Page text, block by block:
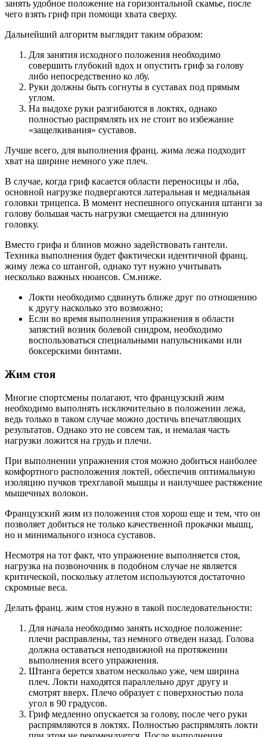
занять удобное положение на горизонтальной скамье, после
чего взять гриф при помощи хвата сверху.
Дальнейший алгоритм выглядит таким образом:
Для занятия исходного положения необходимо
совершить глубокий вдох и опустить гриф за голову
либо непосредственно ко лбу.
Руки должны быть согнуты в суставах под прямым
углом.
На выдохе руки разгибаются в локтях, однако
полностью распрямлять их не стоит во избежание
«защелкивания» суставов.
Лучше всего, для выполнения франц. жима лежа подходит
хват на ширине немного уже плеч.
В случае, когда гриф касается области переносицы и лба,
основной нагрузке подвергаются латеральная и медиальная
головки трицепса. В момент неспешного опускания штанги за
голову большая часть нагрузки смещается на длинную
головку.
Вместо грифа и блинов можно задействовать гантели.
Техника выполнения будет фактически идентичной франц.
жиму лежа со штангой, однако тут нужно учитывать
несколько важных нюансов. См.ниже.
Локти необходимо сдвинуть ближе друг по отношению
к другу насколько это возможно;
Если во время выполнения упражнения в области
запястий возник болевой синдром, необходимо
воспользоваться специальными напульсниками или
боксерскими бинтами.
Жим стоя
Многие спортсмены полагают, что французский жим
необходимо выполнять исключительно в положении лежа,
ведь только в таком случае можно достичь впечатляющих
результатов. Однако это не совсем так, и немалая часть
нагрузки ложится на грудь и плечи.
При выполнении упражнения стоя можно добиться наиболее
комфортного расположения локтей, обеспечив оптимальную
изоляцию пучков трехглавой мышцы и наилучшее растяжение
мышечных волокон.
Французский жим из положения стоя хорош еще и тем, что он
позволяет добиться не только качественной прокачки мышц,
но и минимального износа суставов.
Несмотря на тот факт, что упражнение выполняется стоя,
нагрузка на позвоночник в подобном случае не является
критической, поскольку атлетом используются достаточно
скромные веса.
Делать франц. жим стоя нужно в такой последовательности:
Для начала необходимо занять исходное положение:
плечи расправлены, таз немного отведен назад. Голова
должна оставаться неподвижной на протяжении
выполнения всего упражнения.
Штанга берется хватом несколько уже, чем ширина
плеч. Локти находятся параллельно друг другу и
смотрят вверх. Плечо образует с поверхностью пола
угол в 90 градусов.
Гриф медленно опускается за голову, после чего руки
распрямляются в локтях. Полностью распрямлять локти